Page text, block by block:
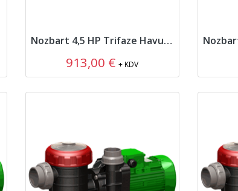
Nozbart 4,5 HP Trifaze Havuz Pompası
913,00 €+ KDV